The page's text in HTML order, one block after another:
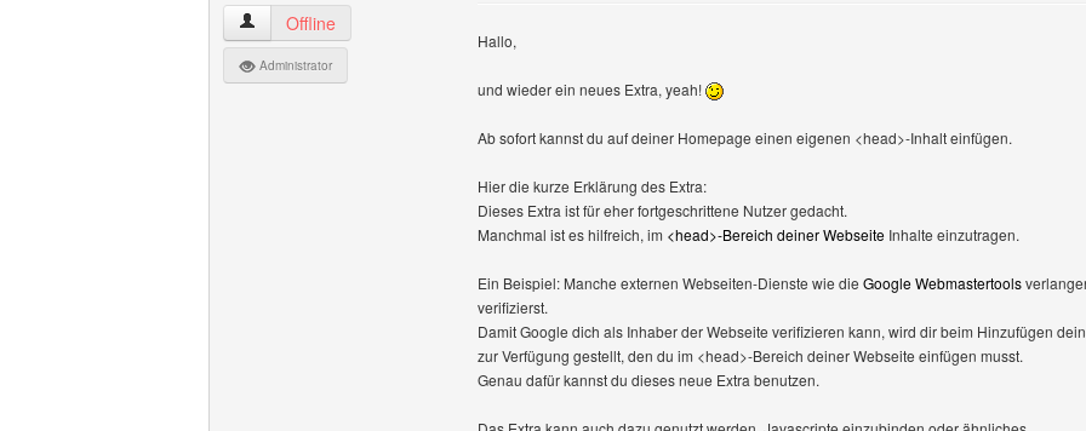
BLochmann Benutzer-Profile anzeigen
Offline
Administrator
Hallo,
und wieder ein neues Extra, yeah!
Ab sofort kannst du auf deiner Homepage einen eigenen <head>-Inhalt einfügen.
Hier die kurze Erklärung des Extra:
Dieses Extra ist für eher fortgeschrittene Nutzer gedacht.
Manchmal ist es hilfreich, im <head>-Bereich deiner Webseite Inhalte einzutragen.
Ein Beispiel: Manche externen Webseiten-Dienste wie die Google Webmastertools
verifizierst.
Damit Google dich als Inhaber der Webseite verifizieren kann, wird dir beim Hinzufügen
zur Verfügung gestellt, den du im <head>-Bereich deiner Webseite einfügen musst.
Genau dafür kannst du dieses neue Extra benutzen.